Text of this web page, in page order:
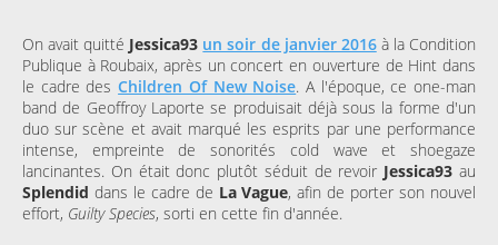
On avait quitté Jessica93 un soir de janvier 2016à la Condition
Publique à Roubaix, après un concert en ouverture de Hint dans
le cadre desChildren Of New Noise. A l'époque, ce one-man
band de Geoffroy Laporte se produisait déjà sous la forme d'un
duo sur scène et avait marqué les esprits par une performance
intense, empreinte de sonorités cold wave et shoegaze
lancinantes. On était donc plutôt séduit de revoir Jessica93 au
Splendid dans le cadre de La Vague, afin de porter son nouvel
effort, Guilty Species, sorti en cette fin d'année.